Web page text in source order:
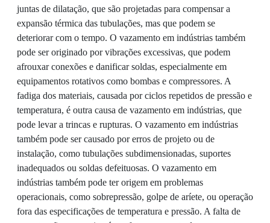
juntas de dilatação, que são projetadas para compensar a
expansão térmica das tubulações, mas que podem se
deteriorar com o tempo. O vazamento em indústrias também
pode ser originado por vibrações excessivas, que podem
afrouxar conexões e danificar soldas, especialmente em
equipamentos rotativos como bombas e compressores. A
fadiga dos materiais, causada por ciclos repetidos de pressão e
temperatura, é outra causa de vazamento em indústrias, que
pode levar a trincas e rupturas. O vazamento em indústrias
também pode ser causado por erros de projeto ou de
instalação, como tubulações subdimensionadas, suportes
inadequados ou soldas defeituosas. O vazamento em
indústrias também pode ter origem em problemas
operacionais, como sobrepressão, golpe de aríete, ou operação
fora das especificações de temperatura e pressão. A falta de